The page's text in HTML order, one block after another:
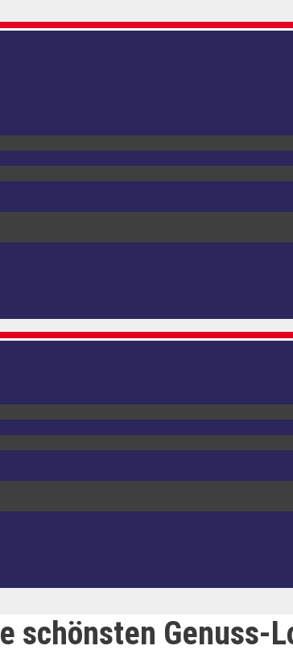
schönsten Genuss-